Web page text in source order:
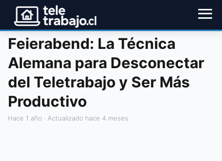
Feierabend: La Técnica
Alemana para Desconectar
del Teletrabajo y Ser Más
Productivo
hace 1 año · Actualizado hace 4 meses